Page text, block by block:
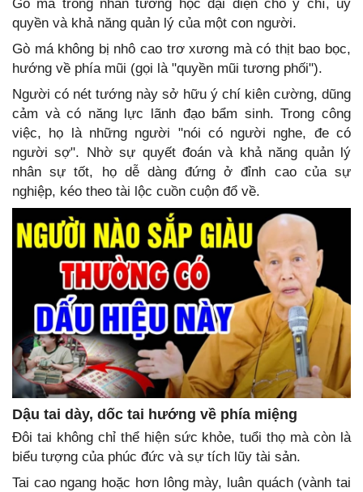
Gò má trong nhân tướng học đại diện cho ý chí, uy
quyền và khả năng quản lý của một con người.
Gò má không bị nhô cao trơ xương mà có thịt bao bọc,
hướng về phía mũi (gọi là "quyền mũi tương phối").
Người có nét tướng này sở hữu ý chí kiên cường, dũng
cảm và có năng lực lãnh đạo bẩm sinh. Trong công
việc, họ là những người "nói có người nghe, đe có
người sợ". Nhờ sự quyết đoán và khả năng quản lý
nhân sự tốt, họ dễ dàng đứng ở đỉnh cao của sự
nghiệp, kéo theo tài lộc cuồn cuộn đổ về.
Dậu tai dày, dốc tai hướng về phía miệng
Đôi tai không chỉ thể hiện sức khỏe, tuổi thọ mà còn là
biểu tượng của phúc đức và sự tích lũy tài sản.
Tai cao ngang hoặc hơn lông mày, luân quách (vành tai